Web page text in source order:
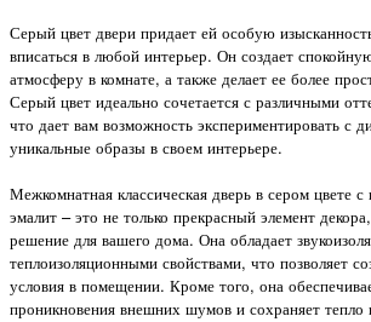
Серый цвет двери придает ей особую
вписаться в любой интерьер. Он создает
атмосферу в комнате, а также делает ее более
Серый цвет идеально сочетается с различными
что дает вам возможность экспериментировать с
уникальные образы в своем интерьере.
Межкомнатная классическая дверь в сером цвете
эмалит – это не только прекрасный элемент
решение для вашего дома. Она обладает
теплоизоляционными свойствами, что позволяет
условия в помещении. Кроме того, она
проникновения внешних шумов и сохраняет тепло